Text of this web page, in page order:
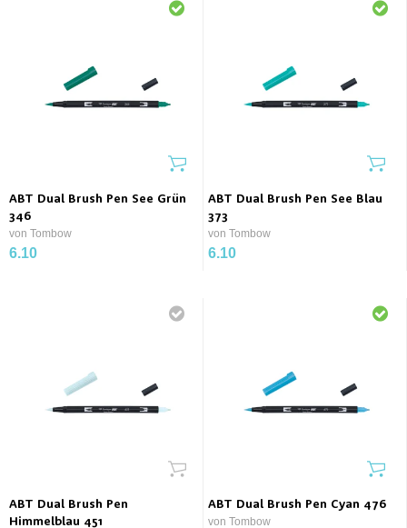
ABT Dual Brush Pen See Grün
346
von Tombow
6.10
ABT Dual Brush Pen See Blau
373
von Tombow
6.10
ABT Dual Brush Pen
Himmelblau 451
ABT Dual Brush Pen Cyan 476
von Tombow